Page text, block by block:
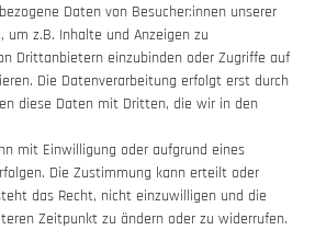
Impressum
Vertrag widerrufen
Daten von Besucher:innen unserer
um z.B. Inhalte und Anzeigen zu
Drittanbietern einzubinden oder Zugriffe auf
Die Datenverarbeitung erfolgt erst durch
diese Daten mit Dritten, die wir in den
mit Einwilligung oder aufgrund eines
Die Zustimmung kann erteilt oder
das Recht, nicht einzuwilligen und die
Zeitpunkt zu ändern oder zu widerrufen.